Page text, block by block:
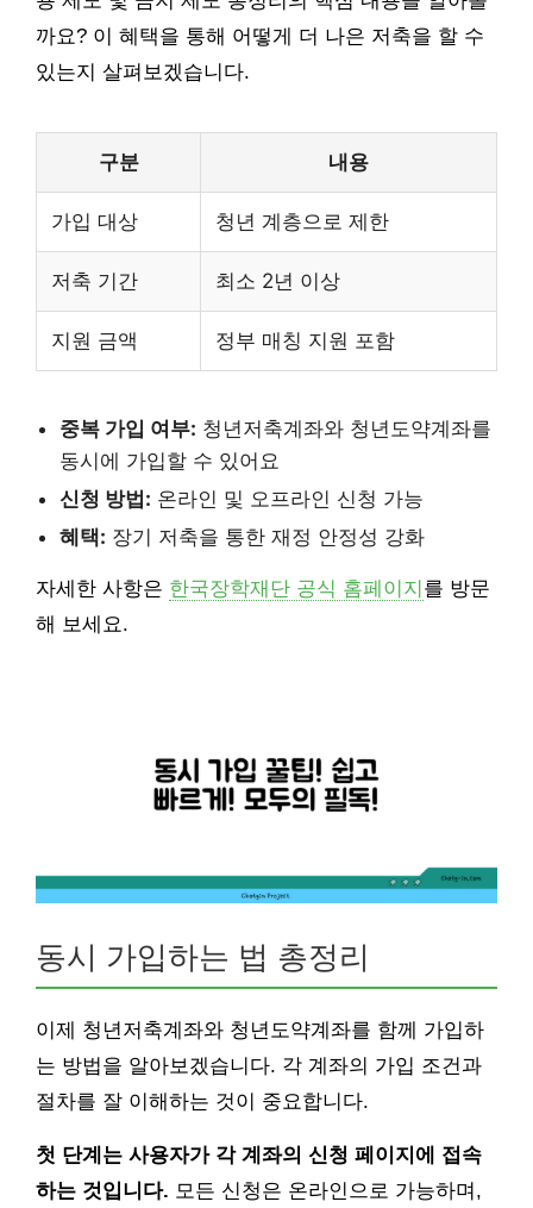
까요? 이 혜택을 통해 어떻게 더 나은 저축을 할 수
있는지 살펴보겠습니다.
구분 내용
가입 대상 청년 계층으로 제한
저축 기간 최소 2년 이상
지원 금액 정부 매칭 지원 포함
중복 가입 여부: 청년저축계좌와 청년도약계좌를
동시에 가입할 수 있어요
신청 방법: 온라인 및 오프라인 신청 가능
혜택: 장기 저축을 통한 재정 안정성 강화
자세한 사항은 한국장학재단 공식 홈페이지 를 방문
해 보세요.
동시 가입하는 법 총정리
이제 청년저축계좌와 청년도약계좌를 함께 가입하
는 방법을 알아보겠습니다. 각 계좌의 가입 조건과
절차를 잘 이해하는 것이 중요합니다.
첫 단계는 사용자가 각 계좌의 신청 페이지에 접속
하는 것입니다. 모든 신청은 온라인으로 가능하며,